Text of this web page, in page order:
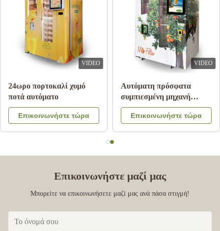
VIDEO
24ωρο πορτοκαλί χυμό
ποτά αυτόματο
Επικοινωνήστε τώρα
VIDEO
Αυτόματη πρόσφατα
συμπιεσμένη μηχανή
πώλησης χυμού από
πορτοκάλι για εμπορικό
Επικοινωνήστε τώρα
Επικοινωνήστε μαζί μας
Μπορείτε να επικοινωνήσετε μαζί μας ανά πάσα στιγμή!